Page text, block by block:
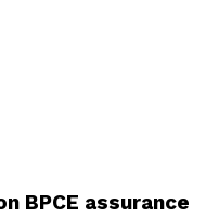
BPCE assurance